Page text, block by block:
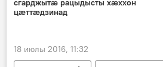
цӕттӕдзинад
18 июлы 2016, 11:32